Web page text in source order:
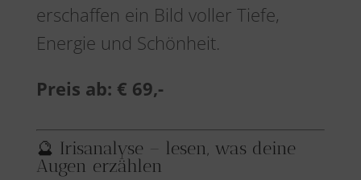
erschaffen ein Bild voller Tiefe,
Energie und Schönheit.
Preis ab: € 69,-
🔮 Irisanalyse – lesen, was deine
Augen erzählen